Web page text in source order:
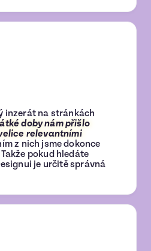
inzerát na stránkách
doby nám přišlo
relevantními
z nich jsme dokonce
pokud hledáte
je určitě správná